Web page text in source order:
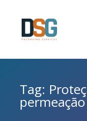
Tag:
permeação